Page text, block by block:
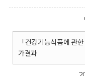
「건강기능식품에 관
가결과